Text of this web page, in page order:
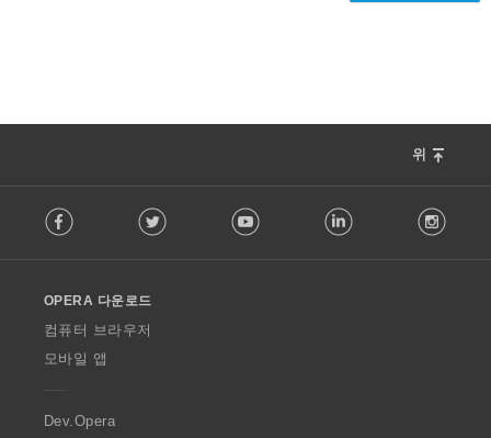
위
o
w
O
p
a
Facebook Twitter Youtube LinkedIn
OPERA 다운로드
컴퓨터 브라우저
모바일 앱
Dev.Opera